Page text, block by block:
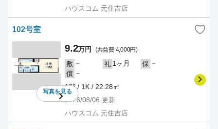
ハウスコム 元住吉店
102号室
写真を見る
9.2万円 (共益費 4,000円)
敷 － 礼 1ヶ月 保 －
償 －
1階 / 1K / 22.28㎡
2026/08/06 更新
ハウスコム 元住吉店